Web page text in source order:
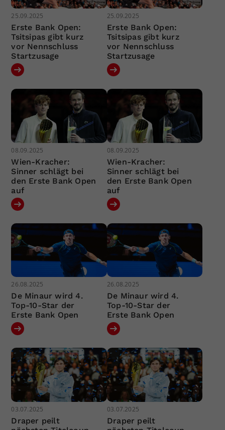
25.09.2025
Erste Bank Open:
Tsitsipas gibt kurz
vor Nennschluss
Startzusage
25.09.2025
Erste Bank Open:
Tsitsipas gibt kurz
vor Nennschluss
Startzusage
08.09.2025
Wien-Kracher:
Sinner schlägt bei
den Erste Bank Open
auf
08.09.2025
Wien-Kracher:
Sinner schlägt bei
den Erste Bank Open
auf
26.08.2025
De Minaur wird 4.
Top-10-Star der
Erste Bank Open
26.08.2025
De Minaur wird 4.
Top-10-Star der
Erste Bank Open
03.07.2025
Draper peilt
03.07.2025
Draper peilt